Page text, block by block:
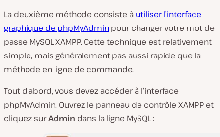
La deuxième méthode consiste à utiliser l’interface
graphique de phpMyAdmin pour changer votre mot de
passe MySQL XAMPP. Cette technique est relativement
simple, mais généralement pas aussi rapide que la
méthode en ligne de commande.
Tout d’abord, vous devez accéder à l’interface
phpMyAdmin. Ouvrez le panneau de contrôle XAMPP et
cliquez surAdmin dans la ligne MySQL: